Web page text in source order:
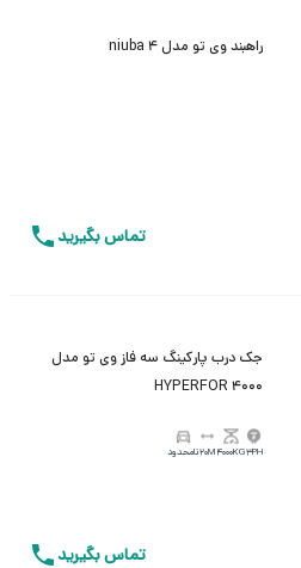
راهبند وی تو مدل niuba 4
تماس بگیرید
جک درب پارکینگ سه فاز وی تو مدل
HYPERFOR 4000
3PH
4000KG
20Mنامحدود
تماس بگیرید